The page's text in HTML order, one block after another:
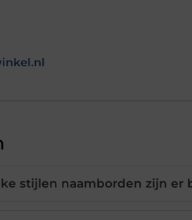
stijlen naamborden zijn er